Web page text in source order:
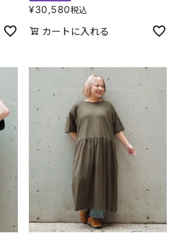
¥30,580税込
カートに入れる